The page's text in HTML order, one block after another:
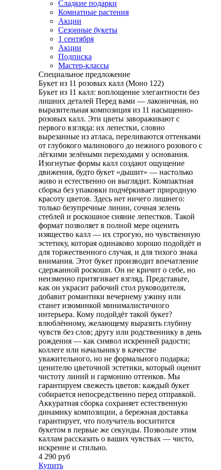
Сладкие подарки
Комнатные растения
Акции
Сезонные букеты
1 сентября
Акции
Подписка
Мастер-классы
Специальное предложение
Букет из 11 розовых калл (Моно 122)
Букет из 11 калл: воплощение элегантности без
лишних деталей Перед вами — лаконичная, но
выразительная композиция из 11 насыщенно-
розовых калл. Эти цветы завораживают с
первого взгляда: их лепестки, словно
вырезанные из атласа, переливаются оттенками
от глубокого малинового до нежного розового с
лёгкими зелёными переходами у основания.
Изогнутые формы калл создают ощущение
движения, будто букет «дышит» — настолько
живо и естественно он выглядит. Компактная
сборка без упаковки подчёркивает природную
красоту цветов. Здесь нет ничего лишнего:
только безупречные линии, сочная зелень
стеблей и роскошное сияние лепестков. Такой
формат позволяет в полной мере оценить
изящество калл — их строгую, но чувственную
эстетику, которая одинаково хорошо подойдёт и
для торжественного случая, и для тихого знака
внимания. Этот букет производит впечатление
сдержанной роскоши. Он не кричит о себе, но
неизменно притягивает взгляд. Представьте,
как он украсит рабочий стол руководителя,
добавит романтики вечернему ужину или
станет изюминкой минималистичного
интерьера. Кому подойдёт такой букет?
влюблённому, желающему выразить глубину
чувств без слов; другу или родственнику в день
рождения — как символ искренней радости;
коллеге или начальнику в качестве
уважительного, но не формального подарка;
ценителю цветочной эстетики, который оценит
чистоту линий и гармонию оттенков. Мы
гарантируем свежесть цветов: каждый букет
собирается непосредственно перед отправкой.
Аккуратная сборка сохраняет естественную
динамику композиции, а бережная доставка
гарантирует, что получатель восхитится
букетом в первые же секунды. Позвольте этим
каллам рассказать о ваших чувствах — чисто,
искренне и стильно.
4 290 руб
Купить